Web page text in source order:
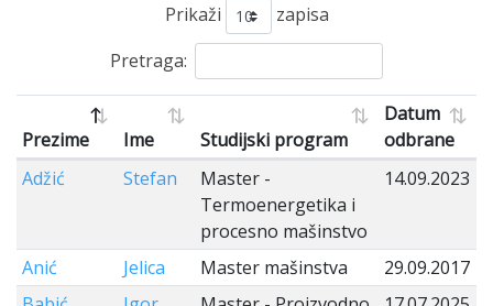
Prikaži
zapisa
Pretraga:
Prezime Ime Studijski program
Datum
odbrane
Adžić
Stefan
Master -
Termoenergetika i
procesno mašinstvo
14.09.2023
Anić Jelica Master mašinstva
29.09.2017